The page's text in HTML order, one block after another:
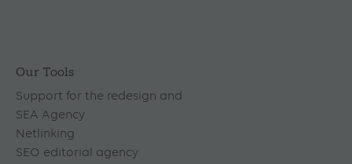
Our Tools
Support for the redesign and
SEA Agency
Netlinking
SEO editorial agency